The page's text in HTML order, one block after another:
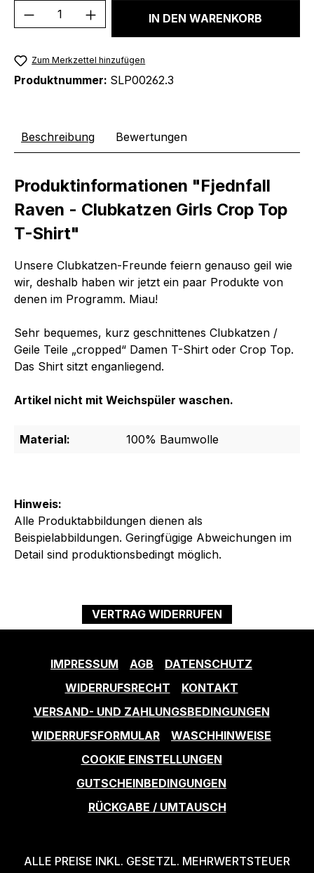
Hinweis:
Alle Produktabbildungen dienen als
Beispielabbildungen. Geringfügige Abweichungen im
Detail sind produktionsbedingt möglich.
Produkt Anzahl: Gib denIN DEN WARENKORB
Zum Merkzettel hinzufügen
Produktnummer: SLP00262.3
Beschreibung Bewertungen
Produktinformationen "Fjednfall
Raven - Clubkatzen Girls Crop Top
T-Shirt"
Unsere Clubkatzen-Freunde feiern genauso geil wie
wir, deshalb haben wir jetzt ein paar Produkte von
denen im Programm. Miau!
Sehr bequemes, kurz geschnittenes Clubkatzen /
Geile Teile „cropped“ Damen T-Shirt oder Crop Top.
Das Shirt sitzt enganliegend.
Artikel nicht mit Weichspüler waschen.
Material: 100% Baumwolle
VERTRAG WIDERRUFEN
IMPRESSUM AGB
DATENSCHUTZ
WIDERRUFSRECHT
KONTAKT
VERSAND- UND ZAHLUNGSBEDINGUNGEN
WIDERRUFSFORMULAR
WASCHHINWEISE
COOKIE EINSTELLUNGEN
GUTSCHEINBEDINGUNGEN
RÜCKGABE / UMTAUSCH
ALLE PREISE INKL. GESETZL. MEHRWERTSTEUER